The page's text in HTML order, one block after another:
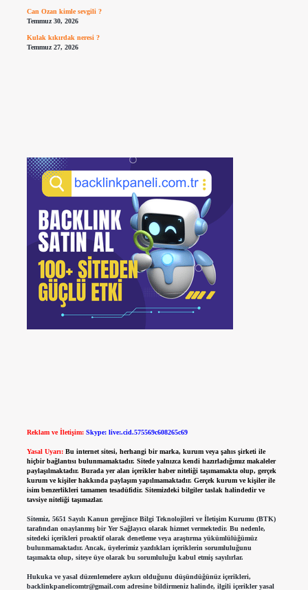
Can Ozan kimle sevgili ?
Temmuz 30, 2026
Kulak kıkırdak neresi ?
Temmuz 27, 2026
Reklam ve İletişim: Skype: live:.cid.575569c608265c69
Yasal Uyarı: Bu internet sitesi, herhangi bir marka, kurum veya şahıs şirketi ile
hiçbir bağlantısı bulunmamaktadır. Sitede yalnızca kendi hazırladığımız makaleler
paylaşılmaktadır. Burada yer alan içerikler haber niteliği taşımamakta olup, gerçek
kurum ve kişiler hakkında paylaşım yapılmamaktadır. Gerçek kurum ve kişiler ile
isim benzerlikleri tamamen tesadüfidir. Sitemizdeki bilgiler taslak halindedir ve
tavsiye niteliği taşımazlar.
Sitemiz, 5651 Sayılı Kanun gereğince Bilgi Teknolojileri ve İletişim Kurumu (BTK)
tarafından onaylanmış bir Yer Sağlayıcı olarak hizmet vermektedir. Bu nedenle,
sitedeki içerikleri proaktif olarak denetleme veya araştırma yükümlülüğümüz
bulunmamaktadır. Ancak, üyelerimiz yazdıkları içeriklerin sorumluluğunu
taşımakta olup, siteye üye olarak bu sorumluluğu kabul etmiş sayılırlar.
Hukuka ve yasal düzenlemelere aykırı olduğunu düşündüğünüz içerikleri,
backlinkpanelicomtr@gmail.comadresine bildirmeniz halinde, ilgili içerikler yasal